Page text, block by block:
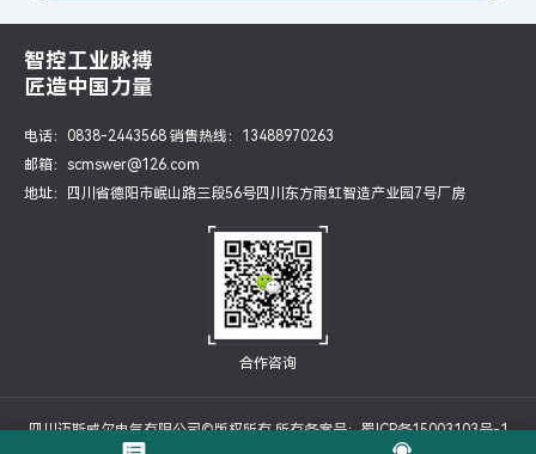
智控工业脉搏
匠造中国力量
电话：0838-2443568 销售热线：13488970263
邮箱：scmswer@126.com
地址：四川省德阳市岷山路三段56号四川东方雨虹智造产业园7号厂房
合作咨询
四川迈斯威尔电气有限公司©版权所有 所有备案号：蜀ICP备15003103号-1